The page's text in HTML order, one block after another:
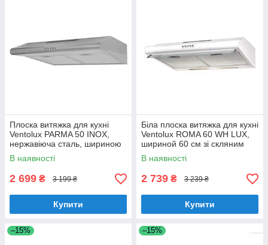
Плоска витяжка для кухні
Ventolux PARMA 50 INOX,
нержавіюча сталь, шириною
50 см, під навісну шафу
В наявності
2 699 ₴ 3 199 ₴
Купити
Біла плоска витяжка для кухні
Ventolux ROMA 60 WH LUX,
шириной 60 см зі скляним
козирком
В наявності
2 739 ₴ 3 239 ₴
Купити
–15% –15%